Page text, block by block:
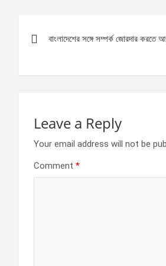
o
k
g A
p
navigation
বাংলাদেশের সঙ্গে সম্পর্ক জোরদার করতে
Leave a Reply
Your email address will not be
Comment *